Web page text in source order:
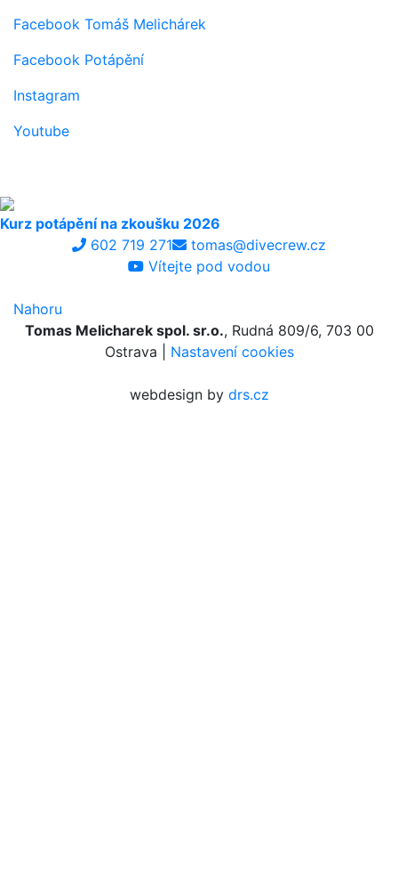
Facebook Tomáš Melichárek
Facebook Potápění
Instagram
Youtube
Kurz potápění na zkoušku 2026
602 719 271
tomas@divecrew.cz
Vítejte pod vodou
Nahoru
Tomas Melicharek spol. sr.o., Rudná 809/6, 703 00
Ostrava | Nastavení cookies
webdesign by drs.cz